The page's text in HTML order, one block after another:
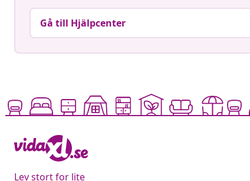
Gå till Hjälpcenter
Lev stort for lite